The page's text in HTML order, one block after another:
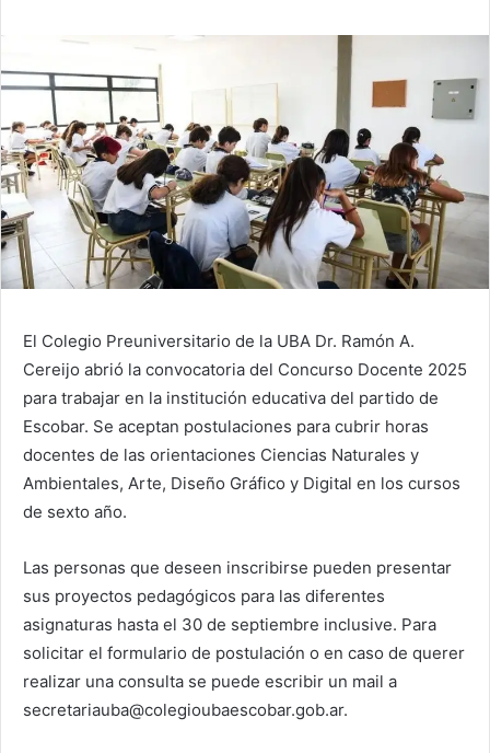
El Colegio Preuniversitario de la UBA Dr. Ramón A.
Cereijo abrió la convocatoria del Concurso Docente 2025
para trabajar en la institución educativa del partido de
Escobar. Se aceptan postulaciones para cubrir horas
docentes de las orientaciones Ciencias Naturales y
Ambientales, Arte, Diseño Gráfico y Digital en los cursos
de sexto año.
Las personas que deseen inscribirse pueden presentar
sus proyectos pedagógicos para las diferentes
asignaturas hasta el 30 de septiembre inclusive. Para
solicitar el formulario de postulación o en caso de querer
realizar una consulta se puede escribir un mail a
secretariauba@colegioubaescobar.gob.ar.